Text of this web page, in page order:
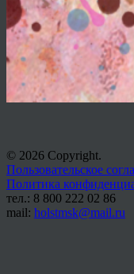
© 2026 Copyright.
Пользовательское
Политика
тел.: 8 800 222 02 86
mail: holstmsk@mail.ru